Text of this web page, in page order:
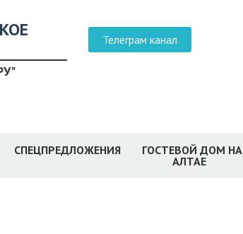
Телеграм канал
СПЕЦПРЕДЛОЖЕНИЯ
ГОСТЕВОЙ ДОМ НА
АЛТАЕ